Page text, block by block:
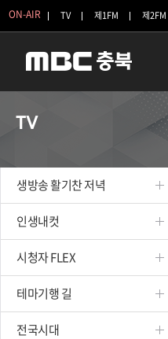
ON-AIR TV 제1FM 제2FM
TV
생방송 활기찬 저녁
인생내컷
시청자 FLEX
테마기행 길
전국시대